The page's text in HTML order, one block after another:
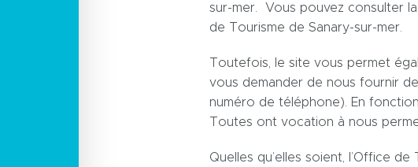
sur-mer. Vous pouvez consulter
de Tourisme de Sanary-sur-mer.
Toutefois, le site vous permet
vous demander de nous fournir
numéro de téléphone). En
Toutes ont vocation à nous
Quelles qu’elles soient, l’Office